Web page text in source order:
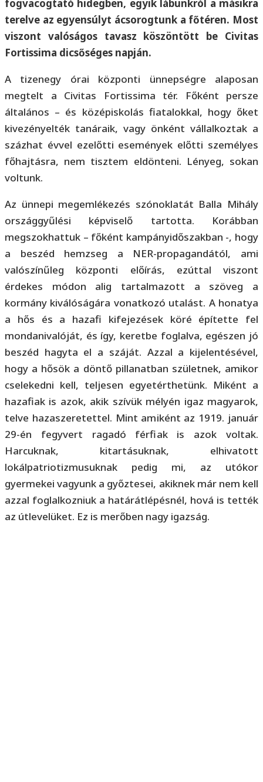
fogvacogtató hidegben, egyik lábunkról a másikra
terelve az egyensúlyt ácsorogtunk a főtéren. Most
viszont valóságos tavasz köszöntött be Civitas
Fortissima dicsőséges napján.
A tizenegy órai központi ünnepségre alaposan
megtelt a Civitas Fortissima tér. Főként persze
általános – és középiskolás fiatalokkal, hogy őket
kivezényelték tanáraik, vagy önként vállalkoztak a
százhat évvel ezelőtti események előtti személyes
főhajtásra, nem tisztem eldönteni. Lényeg, sokan
voltunk.
Az ünnepi megemlékezés szónoklatát Balla Mihály
országgyűlési képviselő tartotta. Korábban
megszokhattuk – főként kampányidőszakban -, hogy
a beszéd hemzseg a NER-propagandától, ami
valószínűleg központi előírás, ezúttal viszont
érdekes módon alig tartalmazott a szöveg a
kormány kiválóságára vonatkozó utalást. A honatya
a hős és a hazafi kifejezések köré építette fel
mondanivalóját, és így, keretbe foglalva, egészen jó
beszéd hagyta el a száját. Azzal a kijelentésével,
hogy a hősök a döntő pillanatban születnek, amikor
cselekedni kell, teljesen egyetérthetünk. Miként a
hazafiak is azok, akik szívük mélyén igaz magyarok,
telve hazaszeretettel. Mint amiként az 1919. január
29-én fegyvert ragadó férfiak is azok voltak.
Harcuknak, kitartásuknak, elhivatott
lokálpatriotizmusuknak pedig mi, az utókor
gyermekei vagyunk a győztesei, akiknek már nem kell
azzal foglalkozniuk a határátlépésnél, hová is tették
az útlevelüket. Ez is merőben nagy igazság.